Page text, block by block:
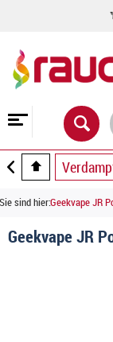
Sie sind hier:Geekvape JR
Geekvape JR